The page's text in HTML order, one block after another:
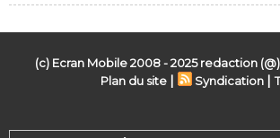
(c) Ecran Mobile 2008 - 2025 redaction
Plan du site | Syndication |